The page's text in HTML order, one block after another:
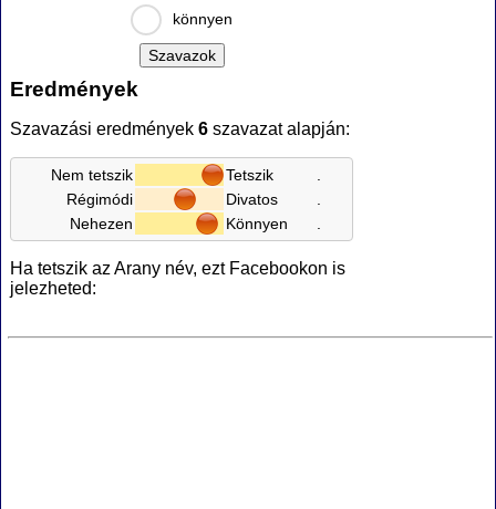
könnyen
Eredmények
Szavazási eredmények 6 szavazat alapján:
Nem tetszik Tetszik
Régimódi
Divatos
Nehezen
Könnyen
Ha tetszik az Arany név, ezt Facebookon is
jelezheted: